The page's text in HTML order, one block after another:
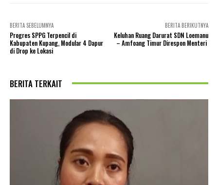
BERITA SEBELUMNYA
Progres SPPG Terpencil di
Kabupaten Kupang, Modular 4 Dapur
di Drop ke Lokasi
BERITA BERIKUTNYA
Keluhan Ruang Darurat SDN Loemanu
– Amfoang Timur Direspon Menteri
BERITA TERKAIT